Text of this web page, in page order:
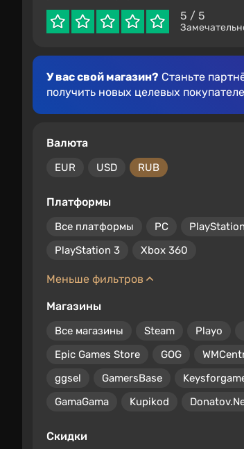
5 / 5
У вас свой магазин? Станьте
получить новых целевых
Валюта
EUR USD RUB
Платформы
Все платформы PC
PlayStation 3
Xbox 360
Меньше фильтров
Магазины
Все магазины Steam Playo
Epic Games Store
GOG
ggsel
GamersBase
GamaGama
Kupikod
Скидки